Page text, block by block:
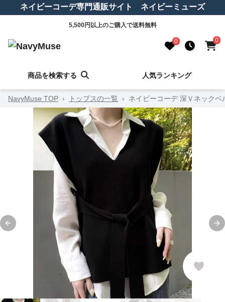
ネイビーコーデ専門通販サイト ネイビーミューズ
5,500円以上のご購入で送料無料
0 0
商品を検索する 人気ランキング
NavyMuse TOP › トップスの一覧 › ネイビーコーデ 深Ｖネック
Previous slide